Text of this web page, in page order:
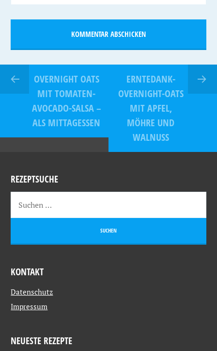
OVERNIGHT OATS
MIT TOMATEN-
AVOCADO-SALSA –
ALS MITTAGESSEN
ERNTEDANK-
OVERNIGHT-OATS
MIT APFEL,
MÖHRE UND
WALNUSS
REZEPTSUCHE
KONTAKT
Datenschutz
Impressum
NEUESTE REZEPTE